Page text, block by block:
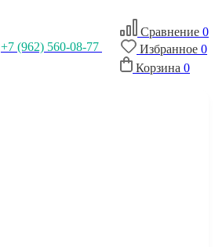
+7 (962) 560-08-77
Сравнение 0
Избранное 0
Корзина 0